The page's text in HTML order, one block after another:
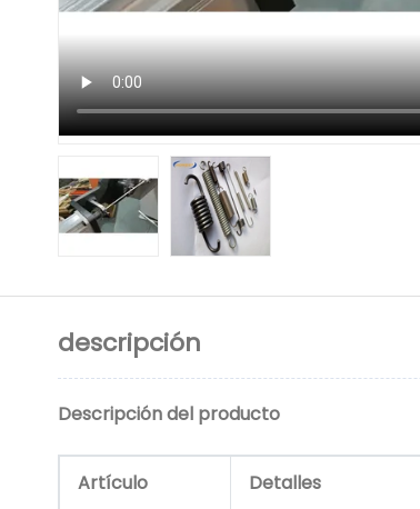
descripción
Descripción del producto
Artículo Detalles